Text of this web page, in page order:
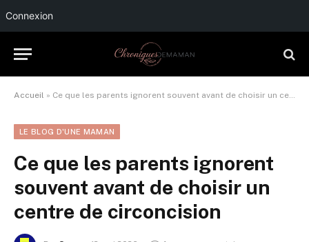
Connexion
Accueil » Ce que les parents ignorent souvent avant de choisir un centre de circoncision
LE BLOG D'UNE MAMAN
Ce que les parents ignorent
souvent avant de choisir un
centre de circoncision